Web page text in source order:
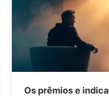
Os prêmios e